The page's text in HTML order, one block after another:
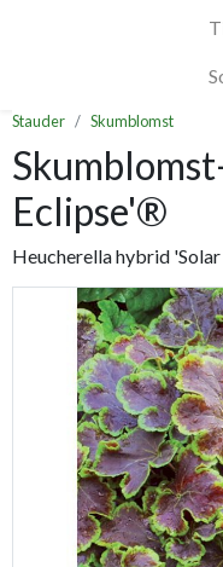
Stauder Skumblomst
Eclipse'®
Heucherella hybrid
Previous